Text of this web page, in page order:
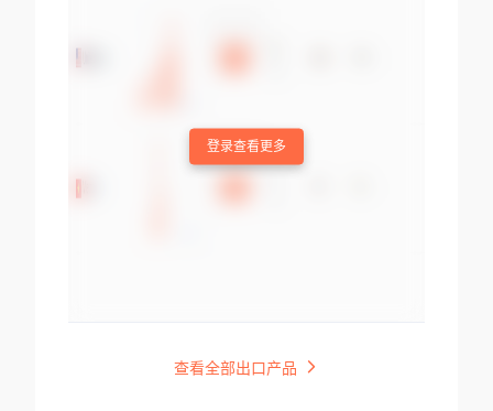
登录查看更多
查看全部出口产品